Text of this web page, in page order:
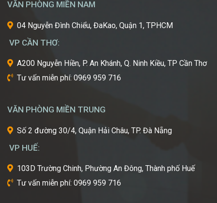
trong
cái
của
công
nghiệp
thế
Bạn
ngày
được
VĂN PHÒNG MIỀN NAM
04 Nguyễn Đình Chiểu, ĐaKao, Quận 1, TPHCM
VP CẦN THƠ:
A200 Nguyễn Hiền, P. An Khánh, Q. Ninh Kiều, TP Cần Thơ
Tư vấn miễn phí: 0969 959 716
VĂN PHÒNG MIỀN TRUNG
Số 2 đường 30/4, Quận Hải Châu, TP. Đà Nẵng
VP HUẾ:
103D Trường Chinh, Phường An Đông, Thành phố Huế
Tư vấn miễn phí: 0969 959 716